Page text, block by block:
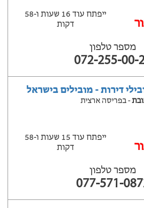
ייפתח עוד 16 שעות ‫ו-58
דקות
מספר טלפון
072-255-00-
דירות - מובילים בישראל
- בפריסה ארצית
ייפתח עוד 15 שעות ‫ו-58
דקות
מספר טלפון
077-571-